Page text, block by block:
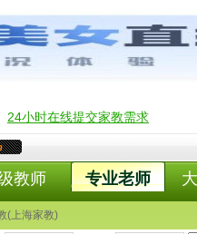
24小时在线提交家教需求
教师 专业老师
(上海家教)